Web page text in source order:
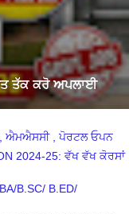
ਤੱਕ ਕਰੋ ਅਪਲਾਈ
ਐਮਐਸਸੀ , ਪੋਰਟਲ ਓਪਨ
2024-25: ਵੱਖ ਵੱਖ ਕੋਰਸਾਂ
B.SC/ B.ED/